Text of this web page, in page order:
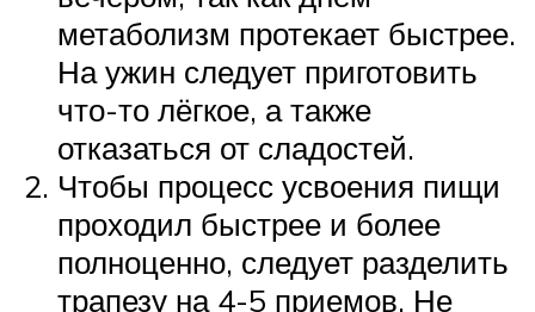
метаболизм протекает быстрее.
На ужин следует приготовить
что-то лёгкое, а также
отказаться от сладостей.
Чтобы процесс усвоения пищи
проходил быстрее и более
полноценно, следует разделить
трапезу на 4-5 приемов. Не